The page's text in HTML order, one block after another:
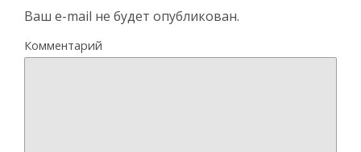
Ваш e-mail не будет опубликован.
Комментарий